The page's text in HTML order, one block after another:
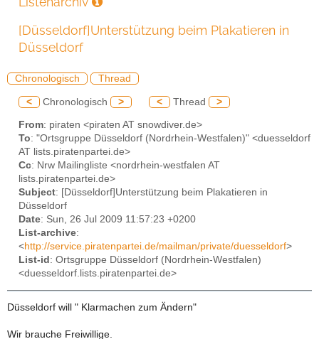
[Düsseldorf]Unterstützung beim Plakatieren in
Düsseldorf
Chronologisch Thread
< Chronologisch > < Thread >
From: piraten <piraten AT snowdiver.de>
To: "Ortsgruppe Düsseldorf (Nordrhein-Westfalen)" <duesseldorf
AT lists.piratenpartei.de>
Cc: Nrw Mailingliste <nordrhein-westfalen AT
lists.piratenpartei.de>
Subject: [Düsseldorf]Unterstützung beim Plakatieren in
Düsseldorf
Date: Sun, 26 Jul 2009 11:57:23 +0200
List-archive:
<http://service.piratenpartei.de/mailman/private/duesseldorf>
List-id : Ortsgruppe Düsseldorf (Nordrhein-Westfalen)
<duesseldorf.lists.piratenpartei.de>
Düsseldorf will " Klarmachen zum Ändern"
Wir brauche Freiwillige.